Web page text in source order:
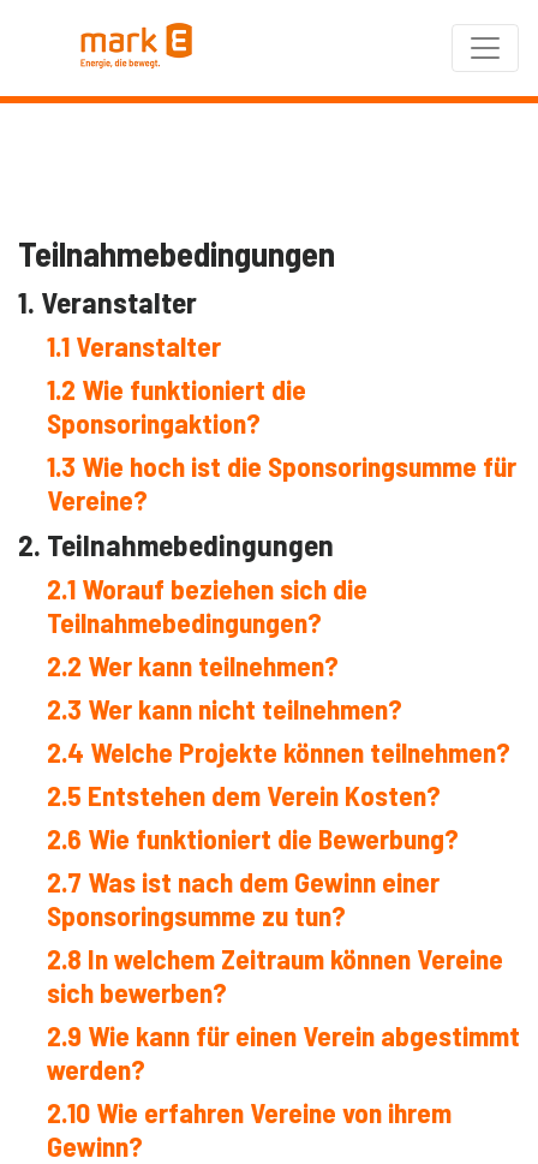
Klicken Sie, um die Navigation zu überspringen und zum Hauptteil
Teilnahmebedingungen
Teilnahmebedingungen
1. Veranstalter
1.1 Veranstalter
1.2 Wie funktioniert die
Sponsoringaktion?
1.3 Wie hoch ist die Sponsoringsumme für
Vereine?
2. Teilnahmebedingungen
2.1 Worauf beziehen sich die
Teilnahmebedingungen?
2.2 Wer kann teilnehmen?
2.3 Wer kann nicht teilnehmen?
2.4 Welche Projekte können teilnehmen?
2.5 Entstehen dem Verein Kosten?
2.6 Wie funktioniert die Bewerbung?
2.7 Was ist nach dem Gewinn einer
Sponsoringsumme zu tun?
2.8 In welchem Zeitraum können Vereine
sich bewerben?
2.9 Wie kann für einen Verein abgestimmt
werden?
2.10 Wie erfahren Vereine von ihrem
Gewinn?